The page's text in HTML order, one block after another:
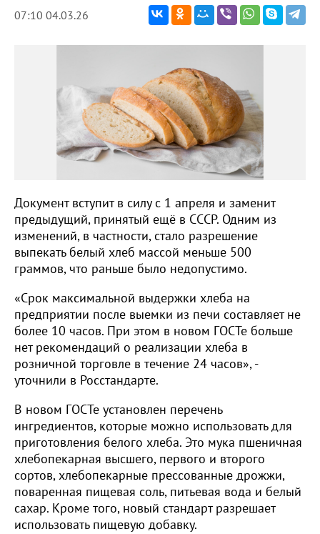
07:10 04.03.26
Документ вступит в силу с 1 апреля и заменит
предыдущий, принятый ещё в СССР. Одним из
изменений, в частности, стало разрешение
выпекать белый хлеб массой меньше 500
граммов, что раньше было недопустимо.
«Срок максимальной выдержки хлеба на
предприятии после выемки из печи составляет не
более 10 часов. При этом в новом ГОСТе больше
нет рекомендаций о реализации хлеба в
розничной торговле в течение 24 часов», -
уточнили в Росстандарте.
В новом ГОСТе установлен перечень
ингредиентов, которые можно использовать для
приготовления белого хлеба. Это мука пшеничная
хлебопекарная высшего, первого и второго
сортов, хлебопекарные прессованные дрожжи,
поваренная пищевая соль, питьевая вода и белый
сахар. Кроме того, новый стандарт разрешает
использовать пищевую добавку.